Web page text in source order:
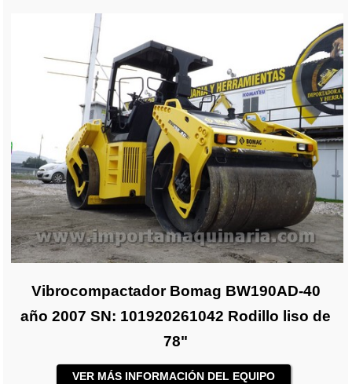
Vibrocompactador Bomag BW190AD-40
año 2007 SN: 101920261042 Rodillo liso de
78"
VER MÁS INFORMACIÓN DEL EQUIPO